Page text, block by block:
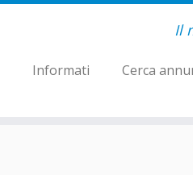
Il
Informati Cerca